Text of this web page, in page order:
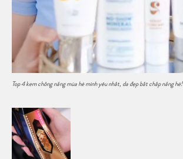
Top 4 kem chống nắng mùa hè mình yêu nhất, da đẹp bất chấp nắng hè!